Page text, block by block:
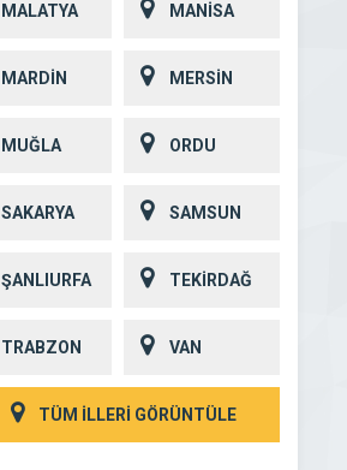
MALATYA MANİSA
MARDİN MERSİN
MUĞLA ORDU
SAKARYA SAMSUN
ŞANLIURFA TEKİRDAĞ
TRABZON VAN
TÜM İLLERİ GÖRÜNTÜLE